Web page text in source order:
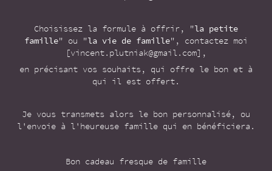
Choisissez la formule à offrir, "la petite
famille" ou "la vie de famille", contactez moi
[vincent.plutniak@gmail.com],
en précisant vos souhaits, qui offre le bon et à
qui il est offert.
Je vous transmets alors le bon personnalisé, ou
l'envoie à l'heureuse famille qui en bénéficiera.
Bon cadeau fresque de famille